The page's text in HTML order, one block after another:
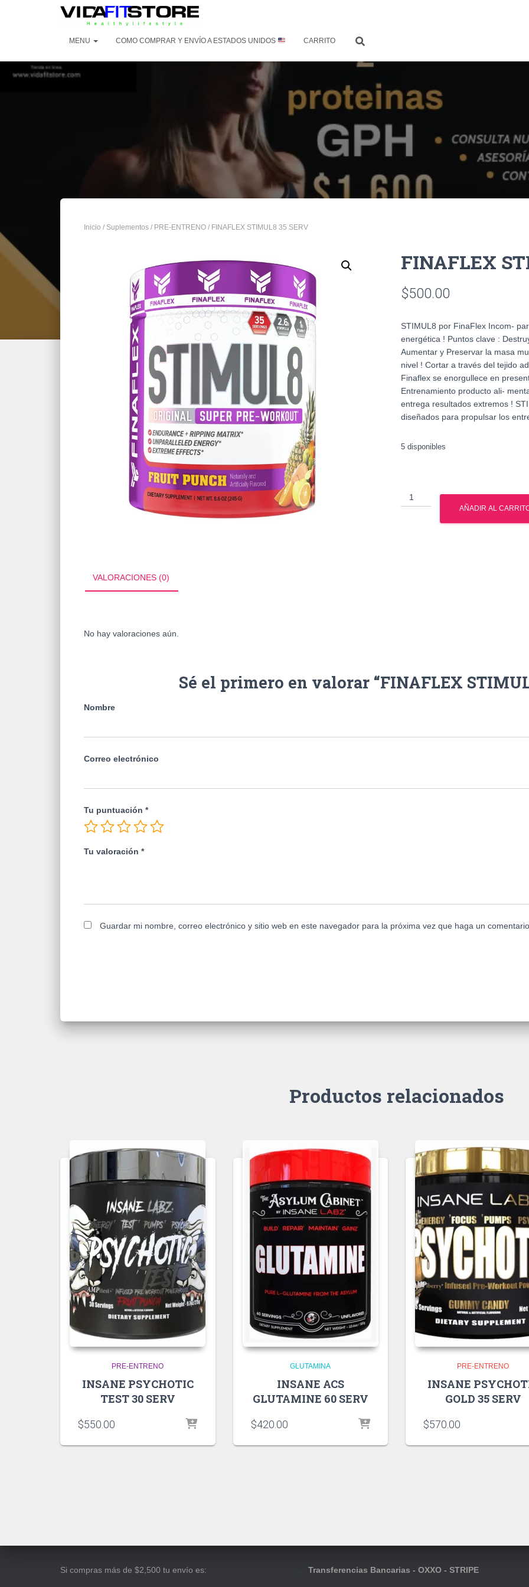
MENU COMO COMPRAR Y ENVÍO A ESTADOS UNIDOS CARRITO
Inicio / Suplementos / PRE-ENTRENO / FINAFLEX STIMUL8 35 SERV
FINAFLEX
$500.00
STIMUL8 por FinaFlex Incom-
energética ! Puntos clave :
Aumentar y Preservar la masa
nivel ! Cortar a través del tejido
Finaflex se enorgullece en
Entrenamiento producto ali-
entrega resultados extremos !
diseñados para propulsar los
5 disponibles
FINAFLEX
STIMUL8
AÑADIR AL
VALORACIONES (0)
No hay valoraciones aún.
Sé el primero en valorar “FINAFLEX
Nombre
Correo electrónico
Tu puntuación *
Tu valoración *
Guardar mi nombre, correo electrónico y sitio web en este navegador para la próxima vez que haga un
Productos relacionados
PRE-ENTRENO
INSANE PSYCHOTIC
TEST 30 SERV
$550.00
GLUTAMINA
INSANE ACS
GLUTAMINE 60 SERV
$420.00
PRE-ENTRENO
INSANE
GOLD 35 SERV
$570.00
Si compras más de $2,500 tu envío es: Transferencias Bancarias - OXXO - STRIPE